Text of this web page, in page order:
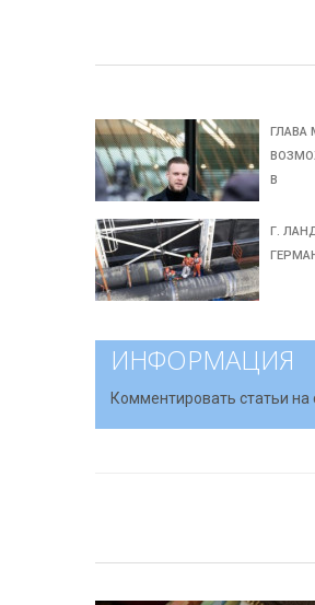
ГЛАВА
В
Г.
ИНФОРМАЦИЯ
Комментировать статьи на